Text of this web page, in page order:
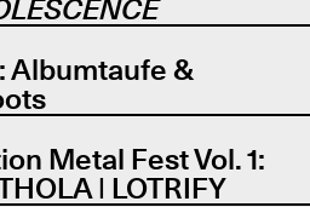
Albumtaufe &
Metal Fest Vol. 1:
| LOTRIFY